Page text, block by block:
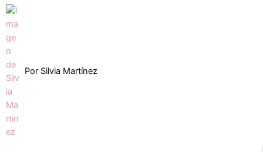
Por Silvia Martínez